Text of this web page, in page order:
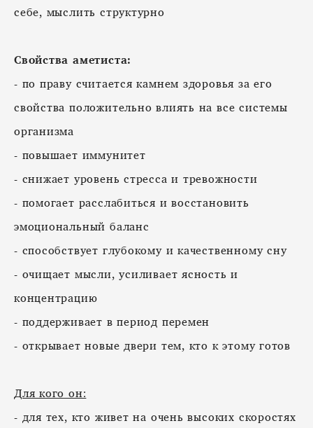
себе, мыслить структурно
Свойства аметиста:
- по праву считается камнем здоровья за его
свойства положительно влиять на все системы
организма
- повышает иммунитет
- снижает уровень стресса и тревожности
- помогает расслабиться и восстановить
эмоциональный баланс
- способствует глубокому и качественному сну
- очищает мысли, усиливает ясность и
концентрацию
- поддерживает в период перемен
- открывает новые двери тем, кто к этому готов
Для кого он:
- для тех, кто живет на очень высоких скоростях